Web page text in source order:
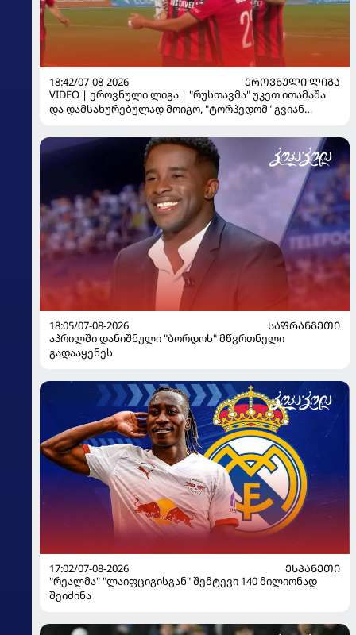
18:42/07-08-2026
ᲔᲠᲝᲕᲜᲣᲚᲘ ᲚᲘᲒᲐ
VIDEO | ეროვნული ლიგა | "რუსთავმა" უკეთ ითამაშა
და დამსახურებულად მოიგო, "ტორპედომ" გვიან
18:05/07-08-2026
ᲡᲐᲤᲠᲐᲜᲒᲔᲗᲘ
აპრილში დანიშნული "ბორდოს" მწვრთნელი
გადააყენეს
17:02/07-08-2026
ᲔᲡᲞᲐᲜᲔᲗᲘ
"რეალმა" "ლაიფციგისგან" შემტევი 140 მილიონად
შეიძინა